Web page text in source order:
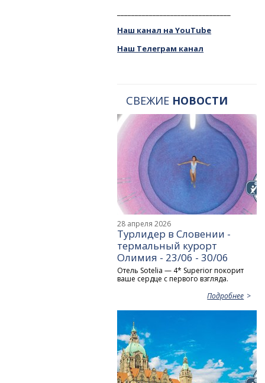
Наш канал на YouTube
Наш Телеграм канал
СВЕЖИЕ НОВОСТИ
28 апреля 2026
Турлидер в Словении -
термальный курорт
Олимия - 23/06 - 30/06
Отель Sotelia — 4* Superior покорит
ваше сердце с первого взгляда.
Подробнее